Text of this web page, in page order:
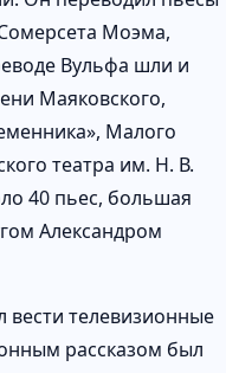
Моэма,
Вульфа шли и
Маяковского,
Малого
театра им. Н. В.
40 пьес, большая
Александром
вести телевизионные
рассказом был